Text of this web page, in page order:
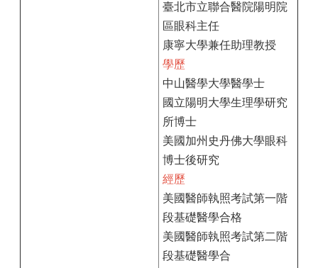
臺北市立聯合醫院陽明院
區眼科主任
康寧大學兼任助理教授
學歷
中山醫學大學醫學士
國立陽明大學生理學研究
所博士
美國加州史丹佛大學眼科
博士後研究
經歷
美國醫師執照考試第一階
段基礎醫學合格
美國醫師執照考試第二階
段基礎醫學合